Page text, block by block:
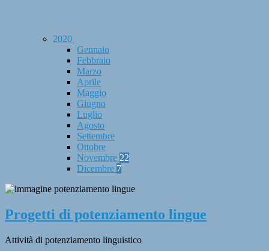
2020
Gennaio
Febbraio
Marzo
Aprile
Maggio
Giugno
Luglio
Agosto
Settembre
Ottobre
Novembre 22
Dicembre 7
Progetti di potenziamento lingue
Attività di potenziamento linguistico